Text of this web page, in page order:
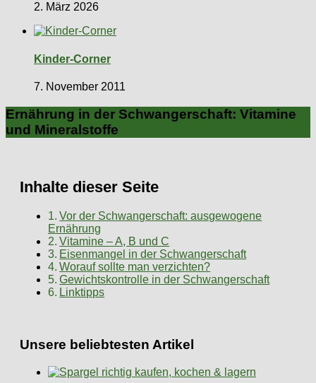
2. März 2026
Kinder-Corner
7. November 2011
Ernährung in der Schwangerschaft: Vitamine
und Mineralstoffe
Inhalte dieser Seite
Vor der Schwangerschaft: ausgewogene
Ernährung
Vitamine – A, B und C
Eisenmangel in der Schwangerschaft
Worauf sollte man verzichten?
Gewichtskontrolle in der Schwangerschaft
Linktipps
Unsere beliebtesten Artikel